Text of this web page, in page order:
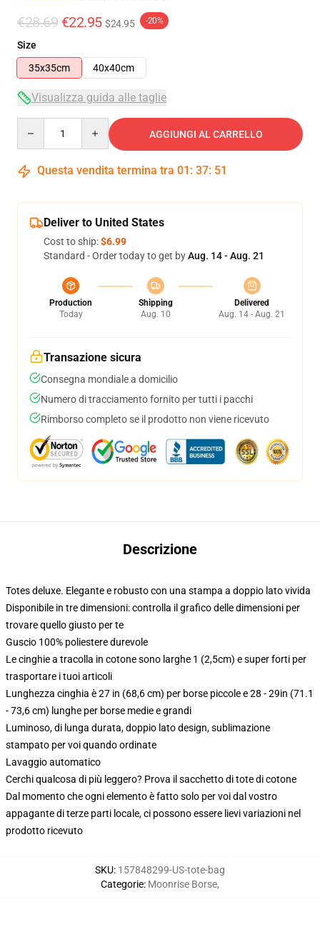
€28.69 €22.95 $24.95 -20%
Size
35x35cm
40x40cm
Visualizza guida alle taglie
AGGIUNGI AL CARRELLO
Questa vendita termina tra 01 : 37: 51
Deliver to United States
Cost to ship:$6.99
Standard - Order today to get byAug. 14 - Aug. 21
Production
Today
Shipping
Aug. 10
Delivered
Aug. 14 - Aug. 21
Transazione sicura
Consegna mondiale a domicilio
Numero di tracciamento fornito per tutti i pacchi
Rimborso completo se il prodotto non viene ricevuto
Descrizione
Totes deluxe. Elegante e robusto con una stampa a doppio lato vivida
Disponibile in tre dimensioni: controlla il grafico delle dimensioni per
trovare quello giusto per te
Guscio 100% poliestere durevole
Le cinghie a tracolla in cotone sono larghe 1 (2,5cm) e super forti per
trasportare i tuoi articoli
Lunghezza cinghia è 27 in (68,6 cm) per borse piccole e 28 - 29in (71.1
- 73,6 cm) lunghe per borse medie e grandi
Luminoso, di lunga durata, doppio lato design, sublimazione
stampato per voi quando ordinate
Lavaggio automatico
Cerchi qualcosa di più leggero? Prova il sacchetto di tote di cotone
Dal momento che ogni elemento è fatto solo per voi dal vostro
appagante di terze parti locale, ci possono essere lievi variazioni nel
prodotto ricevuto
SKU: 157848299-US-tote-bag
Categorie: Moonrise Borse,